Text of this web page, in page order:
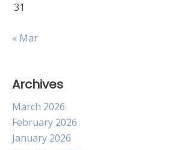
31
« Mar
Archives
March 2026
February 2026
January 2026